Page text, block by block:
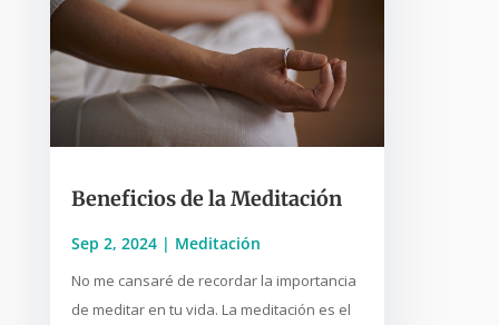
Beneficios de la Meditación
Sep 2, 2024| Meditación
No me cansaré de recordar la importancia
de meditar en tu vida. La meditación es el